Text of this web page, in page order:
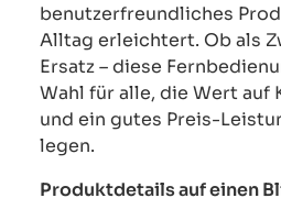
benutzerfreundliches
Alltag erleichtert. Ob als
Ersatz – diese
Wahl für alle, die Wert auf
und ein gutes Preis-
legen.
Produktdetails auf einen